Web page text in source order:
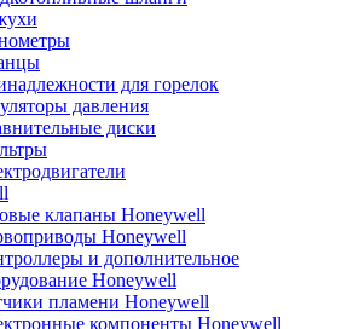
для горелок
давления
диски
клапаны Honeywell
Honeywell
и дополнительное
Honeywell
пламени Honeywell
компоненты Honeywell